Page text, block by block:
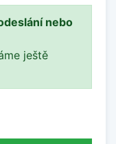
nebo
ještě